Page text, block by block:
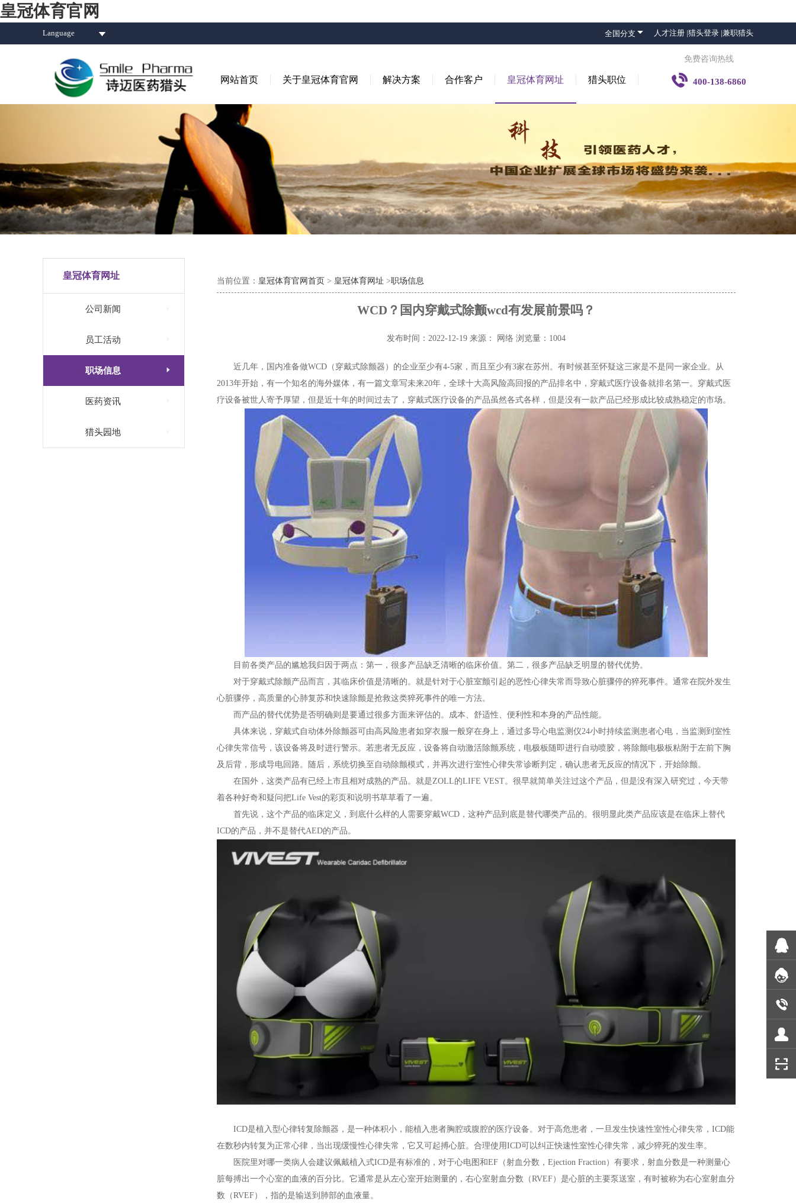
皇冠体育官网
Language 全国分支  人才注册 |猎头登录 |兼职猎头
网站首页 关于皇冠体育官网 解决方案 合作客户 皇冠体育网址 猎头职位
免费咨询热线
 400-138-6860
皇冠体育网址
公司新闻
员工活动
职场信息 
医药资讯
猎头园地
当前位置： 皇冠体育官网首页 > 皇冠体育网址 >职场信息
WCD？国内穿戴式除颤wcd有发展前景吗？
发布时间：2022-12-19 来源： 网络 浏览量：1004
近几年，国内准备做WCD（穿戴式除颤器）的企业至少有4-5家，而且至少有3家在苏州。有时候甚至怀疑这三家是不是同一家企业。从
2013年开始，有一个知名的海外媒体，有一篇文章写未来20年，全球十大高风险高回报的产品排名中，穿戴式医疗设备就排名第一。穿戴式医
疗设备被世人寄予厚望，但是近十年的时间过去了，穿戴式医疗设备的产品虽然各式各样，但是没有一款产品已经形成比较成熟稳定的市场。
目前各类产品的尴尬我归因于两点：第一，很多产品缺乏清晰的临床价值。第二，很多产品缺乏明显的替代优势。
对于穿戴式除颤产品而言，其临床价值是清晰的。就是针对于心脏室颤引起的恶性心律失常而导致心脏骤停的猝死事件。通常在院外发生
心脏骤停，高质量的心肺复苏和快速除颤是抢救这类猝死事件的唯一方法。
而产品的替代优势是否明确则是要通过很多方面来评估的。成本、舒适性、便利性和本身的产品性能。
具体来说，穿戴式自动体外除颤器可由高风险患者如穿衣服一般穿在身上，通过多导心电监测仪24小时持续监测患者心电，当监测到室性
心律失常信号，该设备将及时进行警示。若患者无反应，设备将自动激活除颤系统，电极板随即进行自动喷胶，将除颤电极板粘附于左前下胸
及后背，形成导电回路。随后，系统切换至自动除颤模式，并再次进行室性心律失常诊断判定，确认患者无反应的情况下，开始除颤。
在国外，这类产品有已经上市且相对成熟的产品。就是ZOLL的LIFE VEST。很早就简单关注过这个产品，但是没有深入研究过，今天带
着各种好奇和疑问把Life Vest的彩页和说明书草草看了一遍。
首先说，这个产品的临床定义，到底什么样的人需要穿戴WCD，这种产品到底是替代哪类产品的。很明显此类产品应该是在临床上替代
ICD的产品，并不是替代AED的产品。
ICD是植入型心律转复除颤器，是一种体积小，能植入患者胸腔或腹腔的医疗设备。对于高危患者，一旦发生快速性室性心律失常，ICD能
在数秒内转复为正常心律，当出现缓慢性心律失常，它又可起搏心脏。合理使用ICD可以纠正快速性室性心律失常，减少猝死的发生率。
医院里对哪一类病人会建议佩戴植入式ICD是有标准的，对于心电图和EF（射血分数，Ejection Fraction）有要求，射血分数是一种测量心
脏每搏出一个心室的血液的百分比。它通常是从左心室开始测量的，右心室射血分数（RVEF）是心脏的主要泵送室，有时被称为右心室射血分
数（RVEF），指的是输送到肺部的血液量。